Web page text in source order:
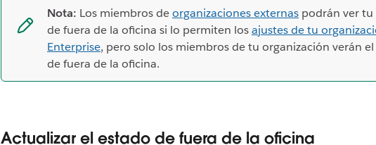
Nota: Los miembros deorganizaciones externas podrán ver tu
de fuera de la oficina si lo permiten losajustes de tu
Enterprise, pero solo los miembros de tu organización verán
de fuera de la oficina.
Actualizar el estado de fuera de la oficina